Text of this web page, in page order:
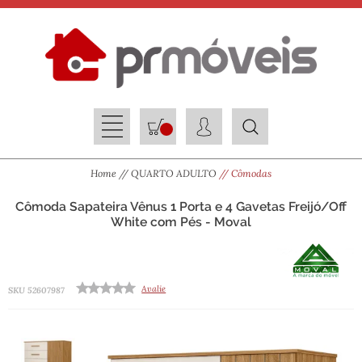
Home QUARTO ADULTO Cômodas
Cômoda Sapateira Vênus 1 Porta e 4 Gavetas Freijó/Off
White com Pés - Moval
SKU 52607987 Avalie